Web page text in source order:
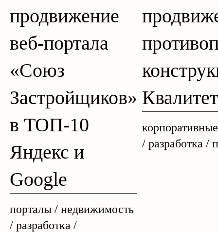
продвижение
веб-портала
«Союз
Застройщиков»
в ТОП-10
Яндекс и
Google
порталы / недвижимость
/ разработка /
Квалитет
/ разработка /